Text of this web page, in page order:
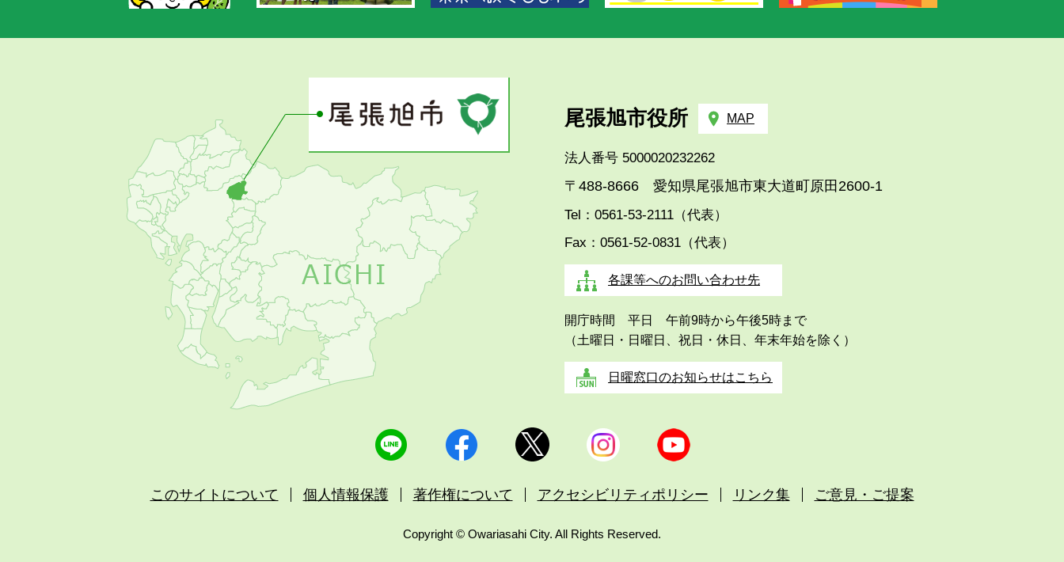
あ
す
め
尾張旭市役所 MAP
法人番号 5000020232262
〒488-8666 愛知県尾張旭市東大道町原田2600-1
Tel：0561-53-2111（代表）
Fax：0561-52-0831（代表）
各課等へのお問い合わせ先
開庁時間 平日 午前9時から午後5時まで
（土曜日・日曜日、祝日・休日、年末年始を除く）
日曜窓口のお知らせはこちら
このサイトについて 個人情報保護 著作権について アクセシビリティポリシー リンク集 ご意見・ご提案
Copyright © Owariasahi City. All Rights Reserved.